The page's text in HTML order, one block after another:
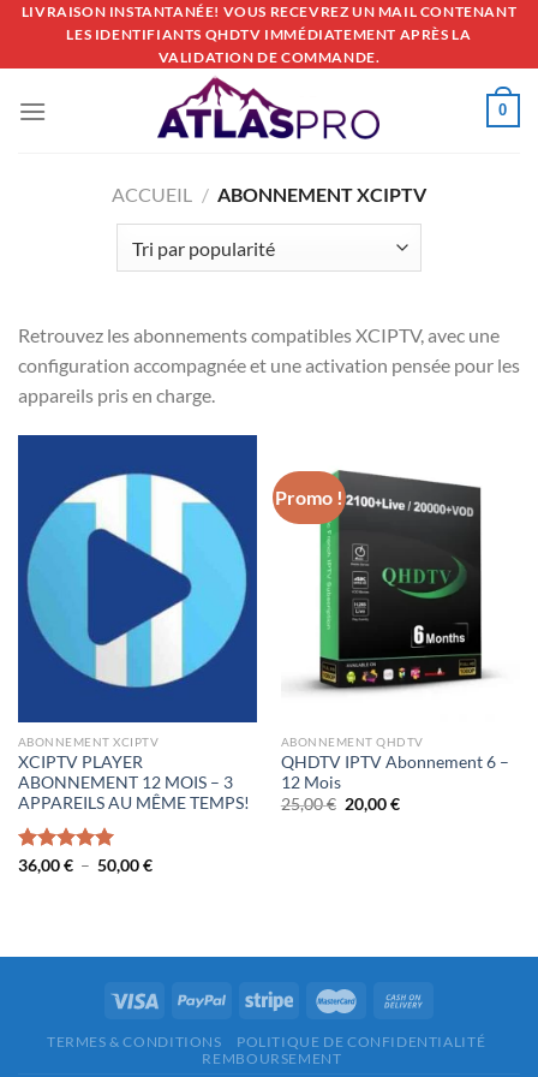
Passer
contenu
LIVRAISON INSTANTANÉE! VOUS RECEVREZ UN MAIL CONTENANT
LES IDENTIFIANTS QHDTV IMMÉDIATEMENT APRÈS LA
VALIDATION DE COMMANDE.
0
ACCUEIL / ABONNEMENT XCIPTV
Retrouvez les abonnements compatibles XCIPTV, avec une
configuration accompagnée et une activation pensée pour les
appareils pris en charge.
ABONNEMENT XCIPTV
XCIPTV PLAYER
ABONNEMENT 12 MOIS – 3
APPAREILS AU MÊME TEMPS!
Note5.00
36,00€ – 50,00€Plage
Promo !
ABONNEMENT QHDTV
QHDTV IPTV Abonnement 6 –
12 Mois
25,00€ Le
prix
20,00€Le
TERMES & CONDITIONS
POLITIQUE DE CONFIDENTIALITÉ
REMBOURSEMENT